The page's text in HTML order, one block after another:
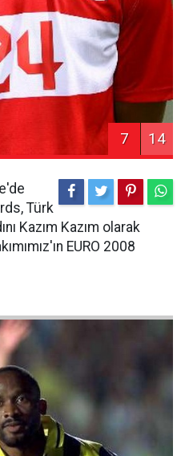
7 14
Türk
Kazım Kazım olarak
EURO 2008